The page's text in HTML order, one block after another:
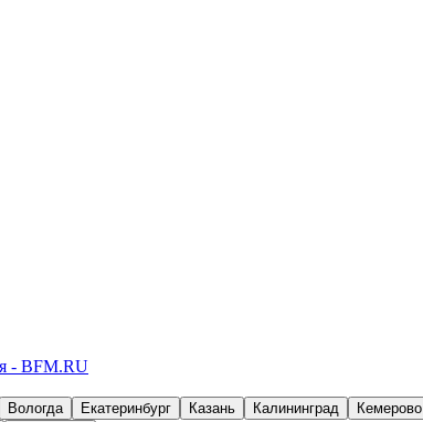
Вологда Екатеринбург Казань Калининград Кемерово